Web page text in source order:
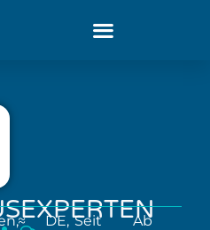
≈
DE, Seit
Ab